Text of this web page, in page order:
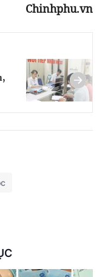
Chinhphu.vn